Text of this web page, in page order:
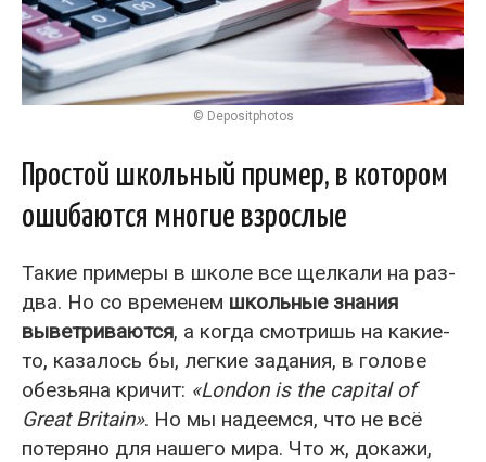
© Depositphotos
Простой школьный пример, в котором
ошибаются многие взрослые
Такие примеры в школе все щелкали на раз-
два. Но со временем школьные знания
выветриваются, а когда смотришь на какие-
то, казалось бы, легкие задания, в голове
обезьяна кричит: «London is the capital of
Great Britain». Но мы надеемся, что не всё
потеряно для нашего мира. Что ж, докажи,